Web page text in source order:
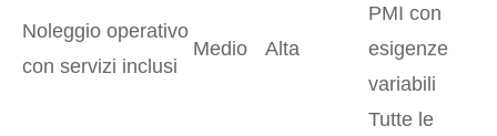
Noleggio operativo
con servizi inclusi
Medio Alta
PMI con
esigenze
variabili
Tutte le